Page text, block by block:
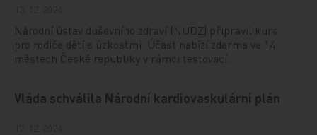
Národní ústav duševního zdraví (NUDZ) připravil kurs
pro rodiče dětí s úzkostmi. Účast nabízí zdarma ve 14
městech České republiky v rámci testovací…
Vláda schválila Národní kardiovaskulární plán